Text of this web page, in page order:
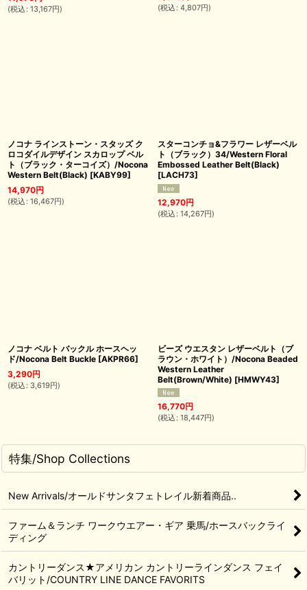
(税込 : 13,167円) (税込 : 4,807円)
ノコナ ラインストーン・スタッズ ク
ロコダイルデザイン スカロップ ベル
ト（ブラック・ターコイズ）/Nocona
Western Belt(Black) [KABY99]
14,970円
(税込 : 16,467円)
スターコンチョ&フラワー レザーベル
ト（ブラック）34/Western Floral
Embossed Leather Belt(Black)
[LACH73]
12,970円
(税込 : 14,267円)
ノコナ ベルト バックル ホースヘッ
ド/Nocona Belt Buckle [AKPR66]
3,290円
(税込 : 3,619円)
ビーズ ウエスタン レザーベルト（ブ
ラウン・ホワイト）/Nocona Beaded
Western Leather
Belt(Brown/White) [HMWY43]
16,770円
(税込 : 18,447円)
特集/Shop Collections
New Arrivals/オールドサンタフェトレイル新着商品..
ファーム＆ランチ ワークウエアー・ギア 乗馬/ホースバックライ
ディング
カントリーダンス★アメリカン カントリーラインダンス フェイ
バリット/COUNTRY LINE DANCE FAVORITS